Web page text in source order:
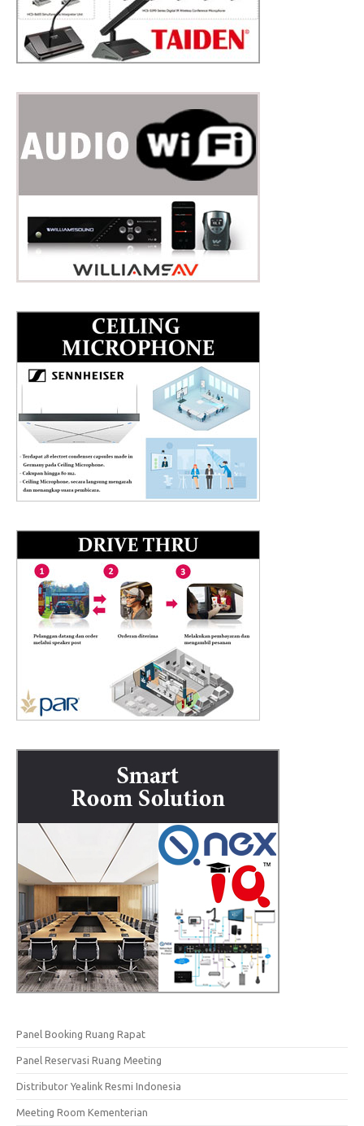
Panel Booking Ruang Rapat
Panel Reservasi Ruang Meeting
Distributor Yealink Resmi Indonesia
Meeting Room Kementerian